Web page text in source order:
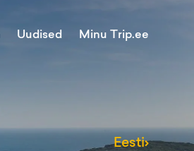
Uudised Minu Trip.ee
Eesti›